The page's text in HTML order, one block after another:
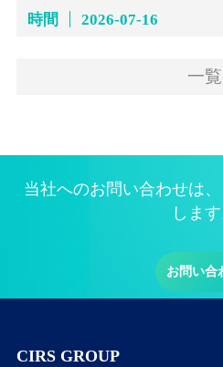
時間 2026-07-16
一覧
当社へのお問い合わせは
します
お問い合
CIRS GROUP